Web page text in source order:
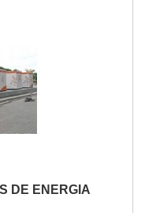
DE ENERGIA